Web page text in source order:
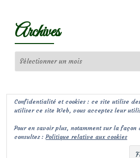
Archives
Confidentialité et cookies : ce site utilise
utiliser ce site Web, vous acceptez leur
Pour en savoir plus, notamment sur la façon
consultez :Politique relative aux cookies